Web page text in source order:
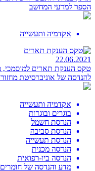
הספר למדעי המחשב
אקדמיה ותעשייה
22.06.2021
טקס הענקת תארים למוסמכי,
להנדסה של אוניברסיטת מחזור 2021
אקדמיה ותעשייה
בוגרים ובוגרות
הנדסת חשמל
הנדסת סביבה
הנדסת תעשייה
הנדסה מכנית
הנדסה ביו-רפואית
מדע והנדסה של חומרים